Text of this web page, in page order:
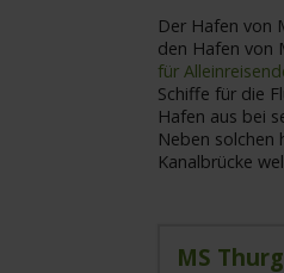
Der Hafen von
den Hafen von
für
Schiffe für die
Hafen aus bei
Neben
Kanalbrücke
MS